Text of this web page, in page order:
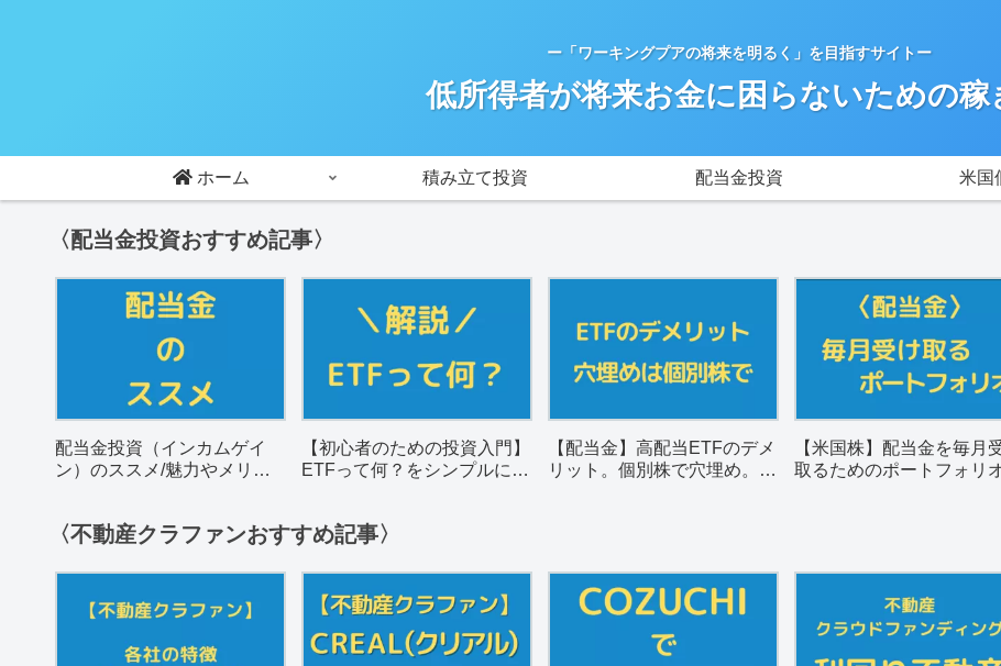
ー「ワーキングプアの将来を明るく」を目指すサイトー
低所得者が将来お金に困らないための稼
ホーム 積み立て投資 配当金投資 米国
〈配当金投資おすすめ記事〉
配当金投資（インカムゲイ
ン）のススメ/魅力やメリッ
【初心者のための投資入門】
ETFって何？をシンプルに解
【配当金】高配当ETFのデメ
リット。個別株で穴埋め。銘
【米国株】配当金を毎月
取るためのポートフォリ
〈不動産クラファンおすすめ記事〉